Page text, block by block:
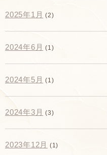
2025年1月 (2)
2024年6月 (1)
2024年5月 (1)
2024年3月 (3)
2023年12月 (1)